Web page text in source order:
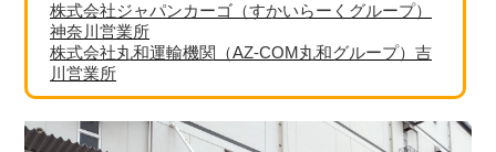
株式会社ジャパンカーゴ（すかいらーくグループ）
神奈川営業所
株式会社丸和運輸機関（AZ-COM丸和グループ）吉
川営業所